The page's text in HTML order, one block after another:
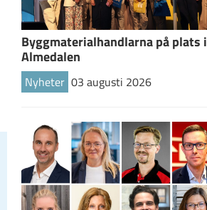
Byggmaterialhandlarna på plats i
Almedalen
Nyheter 03 augusti 2026